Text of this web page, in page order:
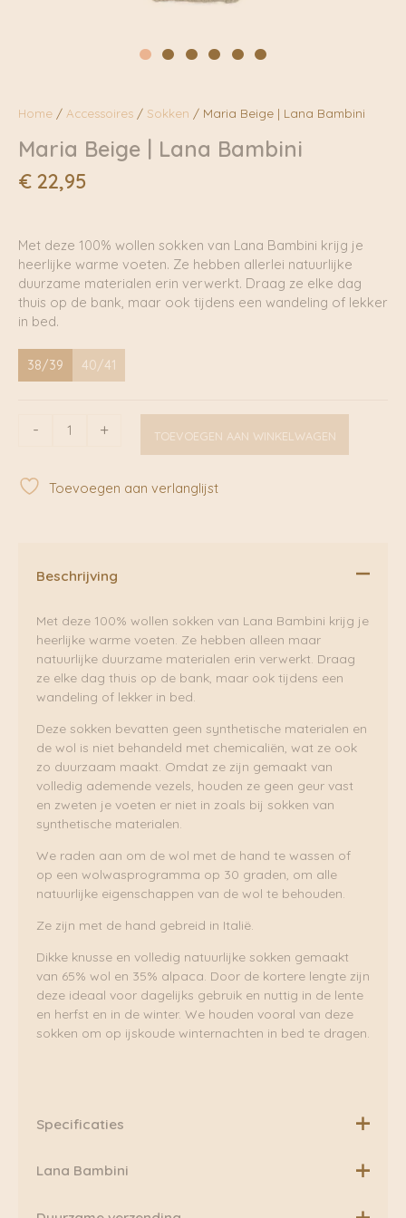
Home / Accessoires / Sokken / Maria Beige | Lana Bambini
Maria Beige | Lana Bambini
€ 22,95
Met deze 100% wollen sokken van Lana Bambini krijg je
heerlijke warme voeten. Ze hebben allerlei natuurlijke
duurzame materialen erin verwerkt. Draag ze elke dag
thuis op de bank, maar ook tijdens een wandeling of lekker
in bed.
38/39 40/41
-
Lana
Bambini
+ TOEVOEGEN AAN WINKELWAGEN
Toevoegen aan verlanglijst
Beschrijving
Met deze 100% wollen sokken van Lana Bambini krijg je
heerlijke warme voeten. Ze hebben alleen maar
natuurlijke duurzame materialen erin verwerkt. Draag
ze elke dag thuis op de bank, maar ook tijdens een
wandeling of lekker in bed.
Deze sokken bevatten geen synthetische materialen en
de wol is niet behandeld met chemicaliën, wat ze ook
zo duurzaam maakt. Omdat ze zijn gemaakt van
volledig ademende vezels, houden ze geen geur vast
en zweten je voeten er niet in zoals bij sokken van
synthetische materialen.
We raden aan om de wol met de hand te wassen of
op een wolwasprogramma op 30 graden, om alle
natuurlijke eigenschappen van de wol te behouden.
Ze zijn met de hand gebreid in Italië.
Dikke knusse en volledig natuurlijke sokken gemaakt
van 65% wol en 35% alpaca. Door de kortere lengte zijn
deze ideaal voor dagelijks gebruik en nuttig in de lente
en herfst en in de winter. We houden vooral van deze
sokken om op ijskoude winternachten in bed te dragen.
Specificaties
Materiaal: 65% wol / 35% alpaca
Lana Bambini